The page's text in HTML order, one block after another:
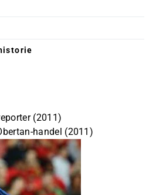
(2011)
handel (2011)